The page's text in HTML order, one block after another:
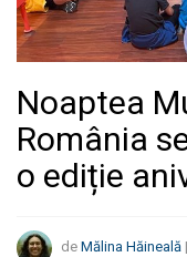
Noaptea
România
o ediție
de Mălina Hăineală |